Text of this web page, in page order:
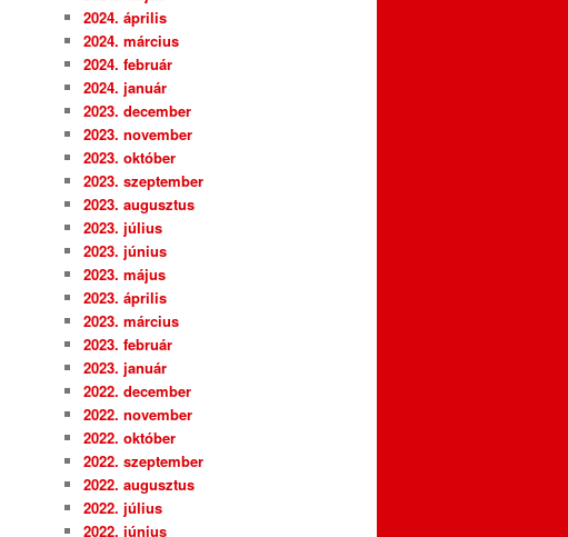
2024. április
2024. március
2024. február
2024. január
2023. december
2023. november
2023. október
2023. szeptember
2023. augusztus
2023. július
2023. június
2023. május
2023. április
2023. március
2023. február
2023. január
2022. december
2022. november
2022. október
2022. szeptember
2022. augusztus
2022. július
2022. június